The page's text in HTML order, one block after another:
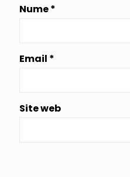
Nume*
Email *
Site web